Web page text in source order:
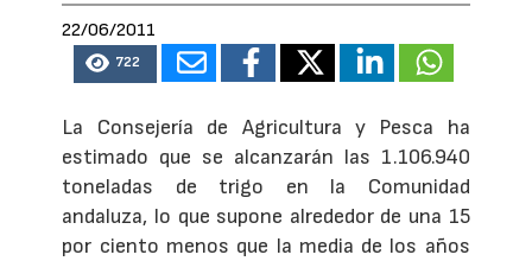
22/06/2011
722
La Consejería de Agricultura y Pesca ha
estimado que se alcanzarán las 1.106.940
toneladas de trigo en la Comunidad
andaluza, lo que supone alrededor de una 15
por ciento menos que la media de los años